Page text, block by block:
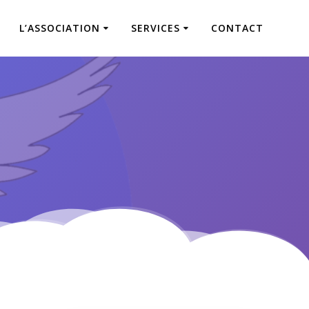
L’ASSOCIATION SERVICES CONTACT